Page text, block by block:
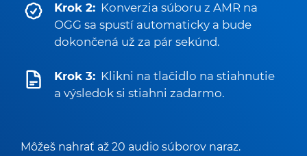
Krok 2: Konverzia súboru z AMR na
OGG sa spustí automaticky a bude
dokončená už za pár sekúnd.
Krok 3: Klikni na tlačidlo na stiahnutie
a výsledok si stiahni zadarmo.
Môžeš nahrať až 20 audio súborov naraz.